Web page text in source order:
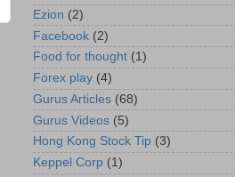
Ezion (2)
Facebook (2)
Food for thought (1)
Forex play (4)
Gurus Articles (68)
Gurus Videos (5)
Hong Kong Stock Tip (3)
Keppel Corp (1)